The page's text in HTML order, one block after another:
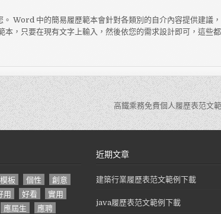
Word 中的簡易履歷範本會針對各類別的自介內容提供建議
，只要在現有文字上輸入，然後依您的需求設計即可，這些
高鐵乘務免費個人履歷表范文
模板 個性
創意
用 好看
實用
應屆生
應聘
近期文章
建築行業履歷表范文範例下載
java履歷表范文範例下載